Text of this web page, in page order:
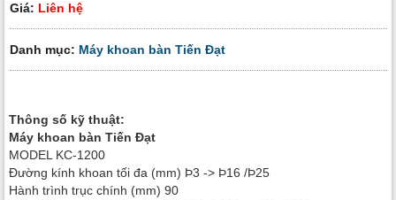
Giá: Liên hệ
Danh mục: Máy khoan bàn Tiến Đạt
Thông số kỹ thuật:
Máy khoan bàn Tiến Đạt
MODEL KC-1200
Đường kính khoan tối đa (mm) Þ3 -> Þ16 /Þ25
Hành trình trục chính (mm) 90